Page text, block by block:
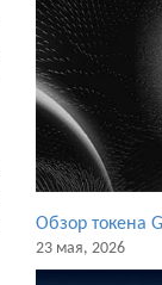
Обзор токена
23 мая, 2026